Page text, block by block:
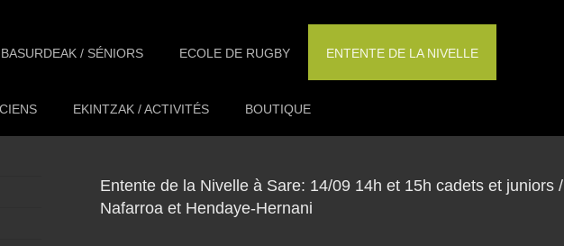
BASURDEAK / SÉNIORS ECOLE DE RUGBY ENTENTE DE LA NIVELLE
EKINTZAK / ACTIVITÉS BOUTIQUE
Entente de la Nivelle à Sare: 14/09 14h et 15h cadets et juniors /
Nafarroa et Hendaye-Hernani